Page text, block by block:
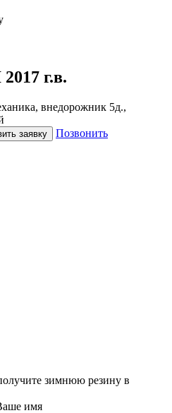
2017 г.в.
внедорожник 5д.,
заявку
Позвонить
зимнюю резину в
имя